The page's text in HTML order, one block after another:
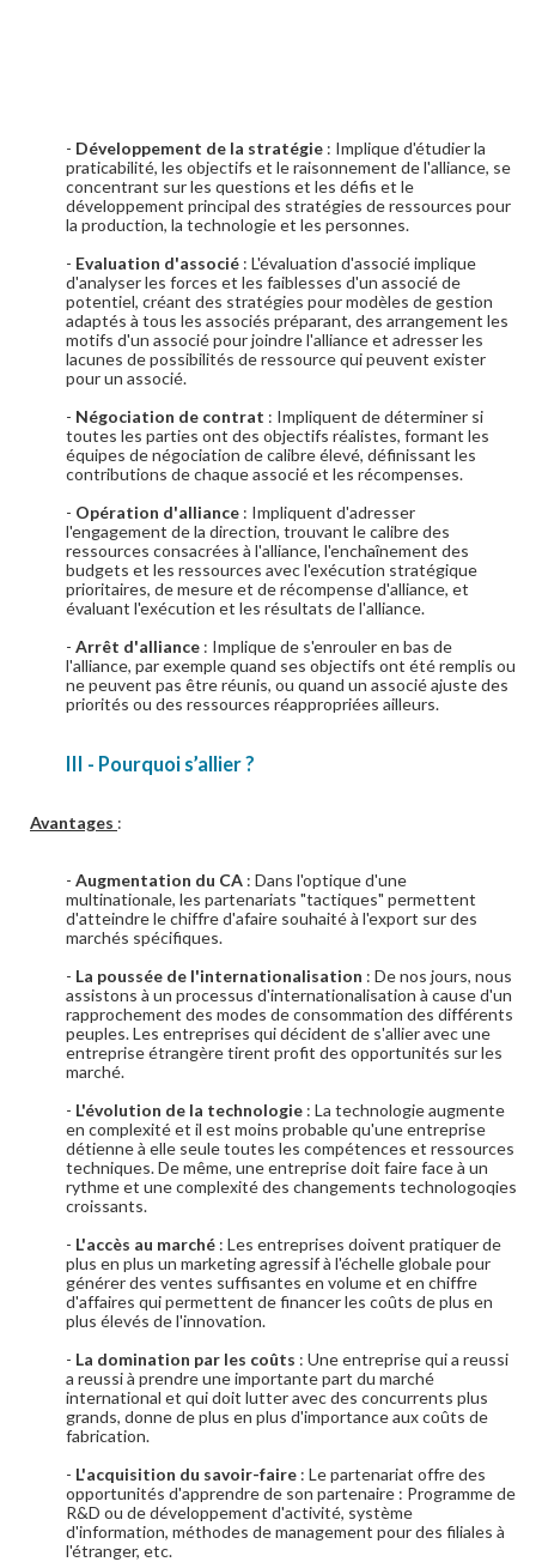
- Développement de la stratégie : Implique d'étudier la
praticabilité, les objectifs et le raisonnement de l'alliance, se
concentrant sur les questions et les défis et le
développement principal des stratégies de ressources pour
la production, la technologie et les personnes.
- Evaluation d'associé : L'évaluation d'associé implique
d'analyser les forces et les faiblesses d'un associé de
potentiel, créant des stratégies pour modèles de gestion
adaptés à tous les associés préparant, des arrangement les
motifs d'un associé pour joindre l'alliance et adresser les
lacunes de possibilités de ressource qui peuvent exister
pour un associé.
- Négociation de contrat : Impliquent de déterminer si
toutes les parties ont des objectifs réalistes, formant les
équipes de négociation de calibre élevé, définissant les
contributions de chaque associé et les récompenses.
- Opération d'alliance : Impliquent d'adresser
l'engagement de la direction, trouvant le calibre des
ressources consacrées à l'alliance, l'enchaînement des
budgets et les ressources avec l'exécution stratégique
prioritaires, de mesure et de récompense d'alliance, et
évaluant l'exécution et les résultats de l'alliance.
- Arrêt d'alliance : Implique de s'enrouler en bas de
l'alliance, par exemple quand ses objectifs ont été remplis ou
ne peuvent pas être réunis, ou quand un associé ajuste des
priorités ou des ressources réappropriées ailleurs.
III - Pourquoi s’allier ?
Avantages :
- Augmentation du CA : Dans l'optique d'une
multinationale, les partenariats "tactiques" permettent
d'atteindre le chiffre d'afaire souhaité à l'export sur des
marchés spécifiques.
- La poussée de l'internationalisation : De nos jours, nous
assistons à un processus d'internationalisation à cause d'un
rapprochement des modes de consommation des différents
peuples. Les entreprises qui décident de s'allier avec une
entreprise étrangère tirent profit des opportunités sur les
marché.
- L'évolution de la technologie : La technologie augmente
en complexité et il est moins probable qu'une entreprise
détienne à elle seule toutes les compétences et ressources
techniques. De même, une entreprise doit faire face à un
rythme et une complexité des changements technologoqies
croissants.
- L'accès au marché : Les entreprises doivent pratiquer de
plus en plus un marketing agressif à l'échelle globale pour
générer des ventes suffisantes en volume et en chiffre
d'affaires qui permettent de financer les coûts de plus en
plus élevés de l'innovation.
- La domination par les coûts : Une entreprise qui a reussi
a reussi à prendre une importante part du marché
international et qui doit lutter avec des concurrents plus
grands, donne de plus en plus d'importance aux coûts de
fabrication.
- L'acquisition du savoir-faire : Le partenariat offre des
opportunités d'apprendre de son partenaire : Programme de
R&D ou de développement d'activité, système
d'information, méthodes de management pour des filiales à
l'étranger, etc.